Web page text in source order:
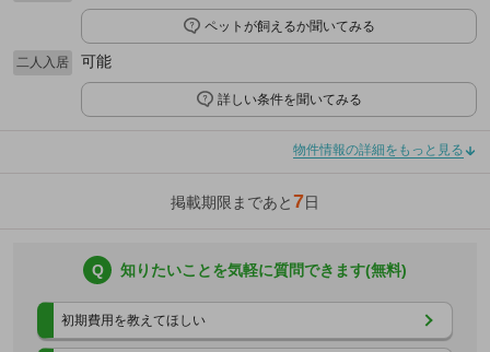
ペットが飼えるか聞いてみる
二人入居 可能
詳しい条件を聞いてみる
物件情報の詳細をもっと見る
掲載期限まであと7日
Q 知りたいことを気軽に質問できます(無料)
初期費用を教えてほしい